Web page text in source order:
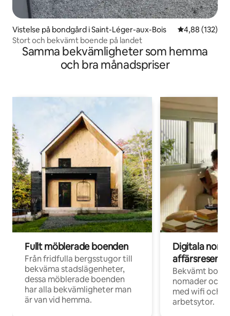
Vistelse på bondgård i Saint-Léger-aux-Bois 4,88 av 5 i
4,88 (132)
Stort och bekvämt boende på landet
Samma bekvämligheter som hemma
och bra månadspriser
Fullt möblerade boenden
Från fridfulla bergsstugor till
bekväma stadslägenheter,
dessa möblerade boenden
har alla bekvämligheter man
är van vid hemma.
Digitala
Bekvämt
nomader och
med wifi och
arbetsytor.